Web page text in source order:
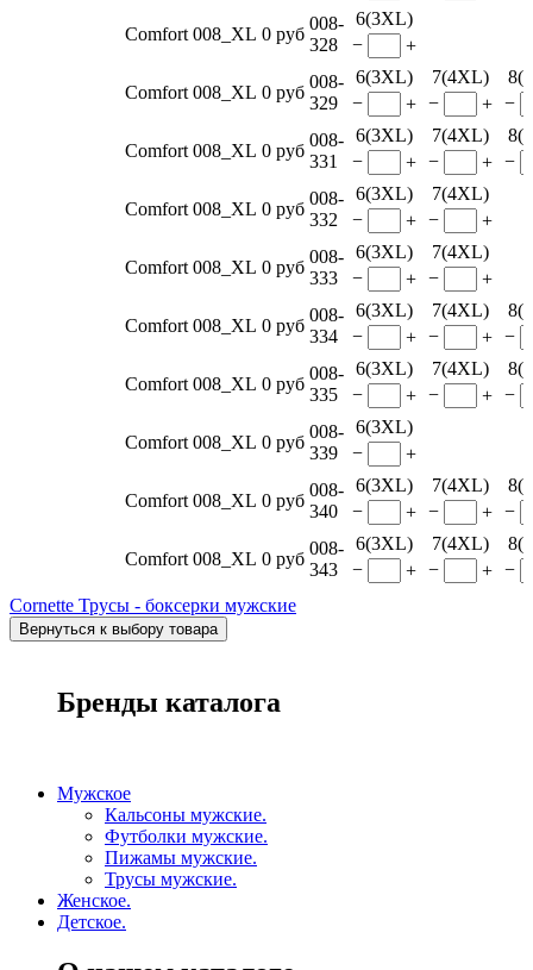
Comfort 008_XL 0 руб
008-
328
6(3XL)
−
+
Comfort 008_XL 0 руб
008-
329
6(3XL)
−
+
7(4XL)
−
+ −
Comfort 008_XL 0 руб
008-
331
6(3XL)
−
+
7(4XL)
−
+ −
Comfort 008_XL 0 руб
008-
332
6(3XL)
−
+
7(4XL)
−
+
Comfort 008_XL 0 руб
008-
333
6(3XL)
−
+
7(4XL)
−
+
Comfort 008_XL 0 руб
008-
334
6(3XL)
−
+
7(4XL)
−
+ −
Comfort 008_XL 0 руб
008-
335
6(3XL)
−
+
7(4XL)
−
+ −
Comfort 008_XL 0 руб
008-
339
6(3XL)
−
+
Comfort 008_XL 0 руб
008-
340
6(3XL)
−
+
7(4XL)
−
+ −
Comfort 008_XL 0 руб
008-
343
6(3XL)
−
+
7(4XL)
−
+ −
Cornette Трусы - боксерки мужские
Бренды каталога
Мужское
Кальсоны мужские.
Футболки мужские.
Пижамы мужские.
Трусы мужские.
Женское.
Детское.